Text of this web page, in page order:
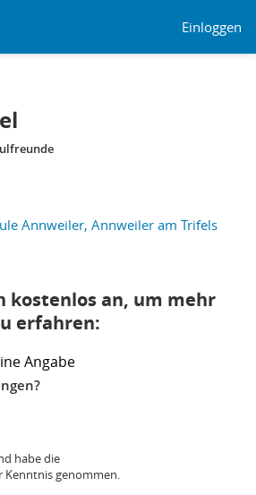
Einloggen
Annweiler, Annweiler am Trifels
kostenlos an, um mehr
erfahren:
Angabe
habe die
Kenntnis genommen.